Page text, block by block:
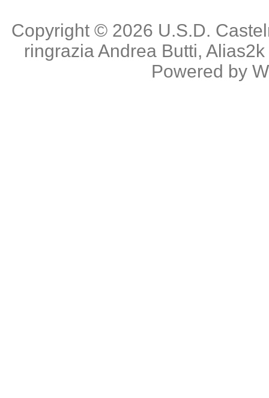
Copyright © 2026 U.S.D.
ringraziaAndrea Butti, Alias2k
Powered by